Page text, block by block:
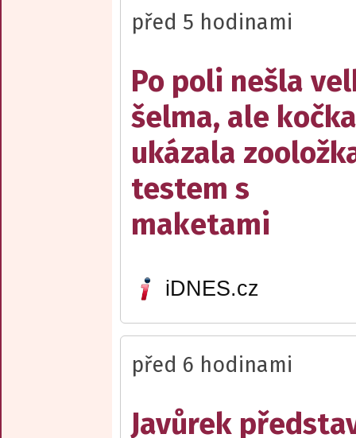
před 5 hodinami
Po poli nešla
šelma, ale
ukázala
testem s
maketami
iDNES.cz
před 6 hodinami
Javůrek